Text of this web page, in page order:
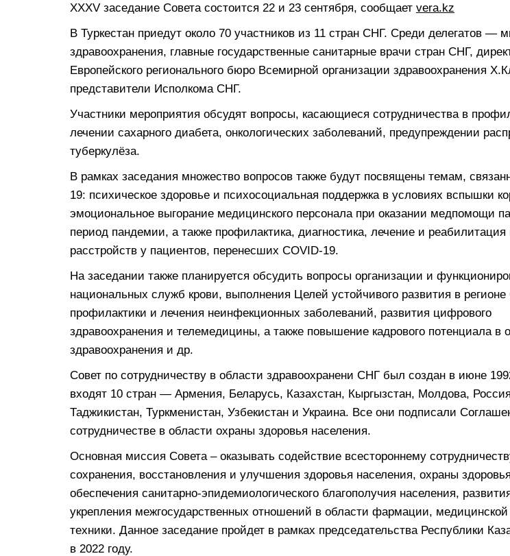
XXXV заседание Совета состоится 22 и 23 сентября, сообщает vera.kz
В Туркестан приедут около 70 участников из 11 стран СНГ. Среди делегатов —
здравоохранения, главные государственные санитарные врачи стран СНГ,
Европейского регионального бюро Всемирной организации здравоохранения
представители Исполкома СНГ.
Участники мероприятия обсудят вопросы, касающиеся сотрудничества в
лечении сахарного диабета, онкологических заболеваний, предупреждении
туберкулёза.
В рамках заседания множество вопросов также будут посвящены темам,
19: психическое здоровье и психосоциальная поддержка в условиях вспышки
эмоциональное выгорание медицинского персонала при оказании медпомощи
период пандемии, а также профилактика, диагностика, лечение и реабилитация
расстройств у пациентов, перенесших COVID-19.
На заседании также планируется обсудить вопросы организации и
национальных служб крови, выполнения Целей устойчивого развития в
профилактики и лечения неинфекционных заболеваний, развития цифрового
здравоохранения и телемедицины, а также повышение кадрового потенциала в
здравоохранения и др.
Совет по сотрудничеству в области здравоохранени СНГ был создан в июне
входят 10 стран — Армения, Беларусь, Казахстан, Кыргызстан, Молдова,
Таджикистан, Туркменистан, Узбекистан и Украина. Все они подписали
сотрудничестве в области охраны здоровья населения.
Основная миссия Совета – оказывать содействие всестороннему
сохранения, восстановления и улучшения здоровья населения, охраны
обеспечения санитарно-эпидемиологического благополучия населения,
укрепления межгосударственных отношений в области фармации, медицинской
техники. Данное заседание пройдет в рамках председательства Республики
в 2022 году.